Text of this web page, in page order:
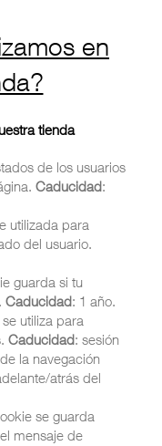
en
tienda
de los usuarios
Caducidad:
utilizada para
del usuario.
guarda si tu
Caducidad: 1 año.
utiliza para
Caducidad: sesión
la navegación
atrás del
se guarda
mensaje de